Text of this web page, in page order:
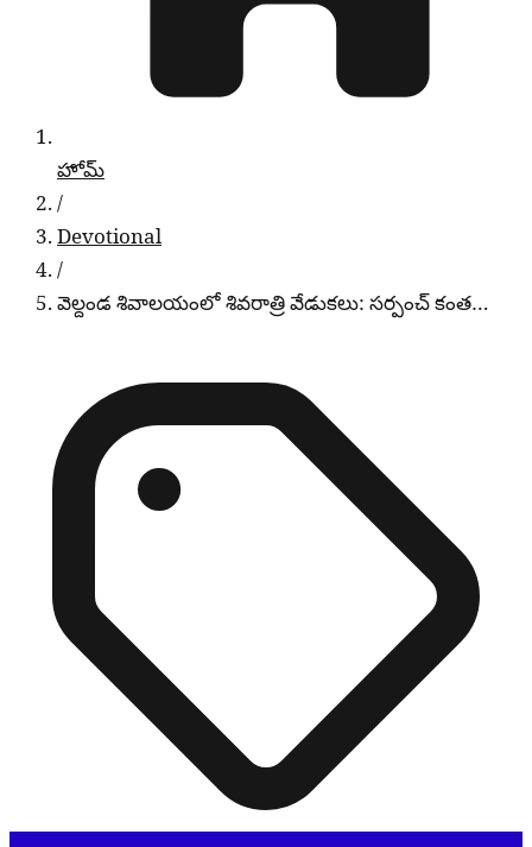
హోమ్
/
Devotional
/
వెల్దండ శివాలయంలో శివరాత్రి వేడుకలు: సర్పంచ్ కంత…